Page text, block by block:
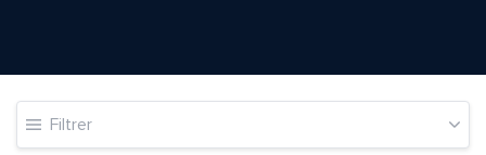
Filtrer